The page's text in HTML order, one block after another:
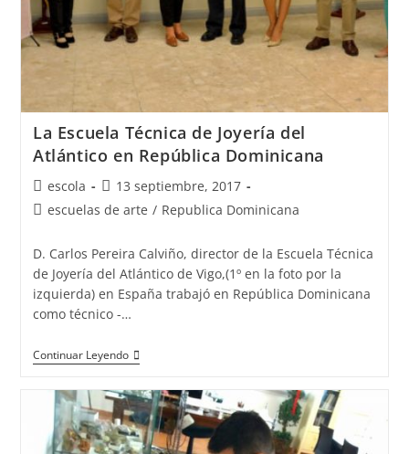
ALEMANIA
2018
La Escuela Técnica de Joyería del
Atlántico en República Dominicana
Autor
de
escola
Publicación
de
13 septiembre, 2017
Categoría
la
entrada:
escuelas de arte / Republica Dominicana
D. Carlos Pereira Calviño, director de la Escuela Técnica
de Joyería del Atlántico de Vigo,(1º en la foto por la
izquierda) en España trabajó en República Dominicana
como técnico -…
Continuar Leyendo
La
Técnica
de
Joyería